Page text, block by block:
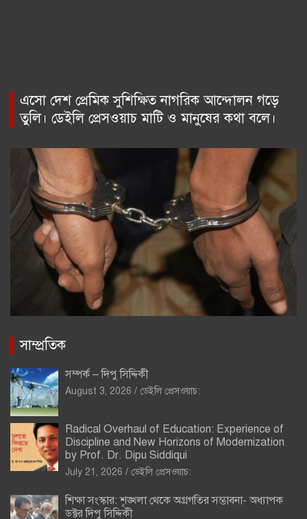
এসো দেশ প্রেমিক সুশিক্ষিত নাগরিক আন্দোলন গড়ে
তুলি। ডেইলি প্রেসওয়াচ মাটি ও মানুষের কথা বলে।
সাম্প্রতিক
সম্পর্ক – দিপু সিদ্দিকী
August 3, 2026 ডেইলি প্রেসওয়াচ:
Radical Overhaul of Education: Experience of
Discipline and New Horizons of Modernization
by Prof. Dr. Dipu Siddiqui
July 21, 2026 ডেইলি প্রেসওয়াচ:
শিক্ষা সংস্কার: শৃঙ্খলা থেকে অগ্রগতির সম্ভাবনা- অধ্যাপক
ডক্টর দিপু সিদ্দিকী